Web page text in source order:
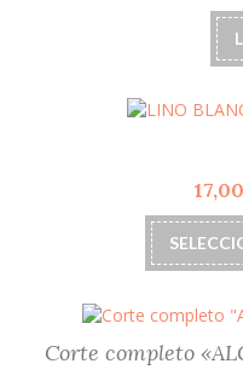
17,00
Corte completo